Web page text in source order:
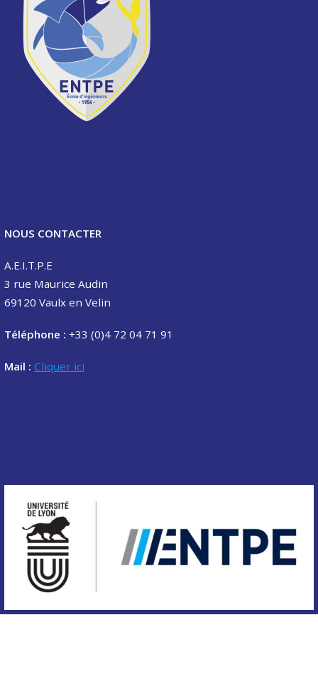
NOUS CONTACTER
A.E.I.T.P.E
3 rue Maurice Audin
69120 Vaulx en Velin
Téléphone : +33 (0)4 72 04 71 91
Mail : Cliquer ici